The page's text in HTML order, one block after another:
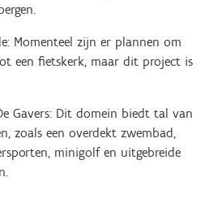
Momenteel zijn er plannen om
een fietskerk, maar dit project is
Gavers: Dit domein biedt tal van
zoals een overdekt zwembad,
minigolf en uitgebreide